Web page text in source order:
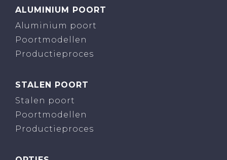
ALUMINIUM POORT
Aluminium poort
Poortmodellen
Productieproces
STALEN POORT
Stalen poort
Poortmodellen
Productieproces